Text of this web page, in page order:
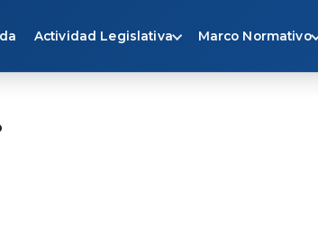
Actividad Legislativa Marco Normativo